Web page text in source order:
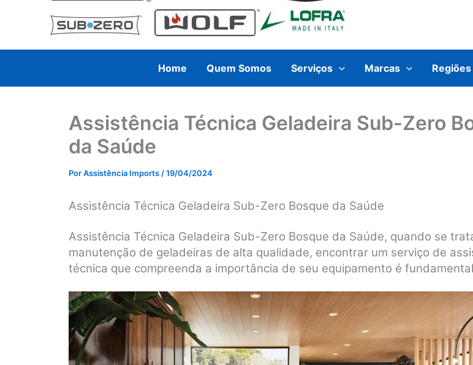
Home Quem Somos Serviços Marcas
Assistência Técnica Geladeira Sub-Zero
da Saúde
PorAssistência Imports /19/04/2024
Assistência Técnica Geladeira Sub-Zero Bosque da Saúde
Assistência Técnica Geladeira Sub-Zero Bosque da Saúde, quando se
manutenção de geladeiras de alta qualidade, encontrar um serviço de
técnica que compreenda a importância de seu equipamento é